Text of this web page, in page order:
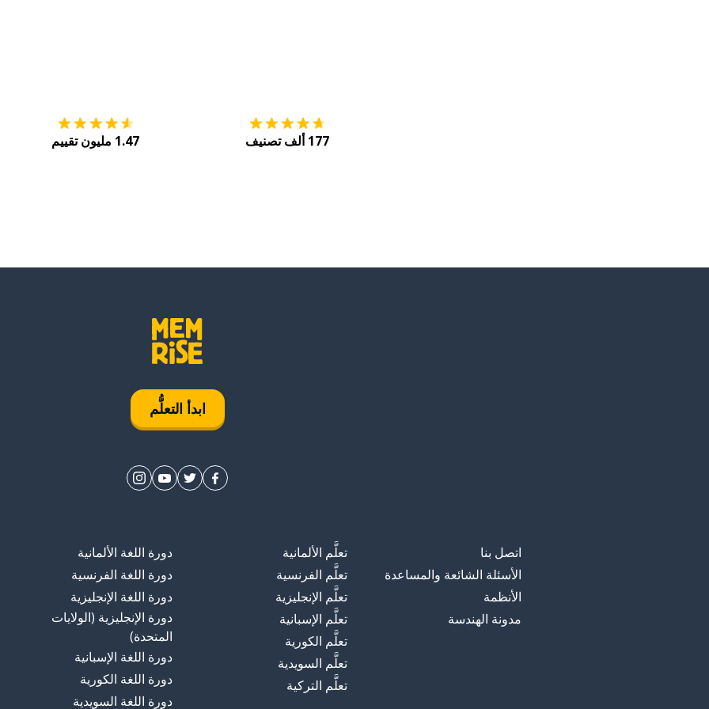
177 ألف تصنيف 1.47 مليون تقييم
ابدأ التعلُّم
اتصل بنا
الأسئلة الشائعة والمساعدة
الأنظمة
مدونة الهندسة
تعلَّم الألمانية
تعلَّم الفرنسية
تعلَّم الإنجليزية
تعلَّم الإسبانية
تعلَّم الكورية
تعلَّم السويدية
تعلَّم التركية
دورة اللغة الألمانية
دورة اللغة الفرنسية
دورة اللغة الإنجليزية
دورة الإنجليزية (الولايات
المتحدة)
دورة اللغة الإسبانية
دورة اللغة الكورية
دورة اللغة السويدية